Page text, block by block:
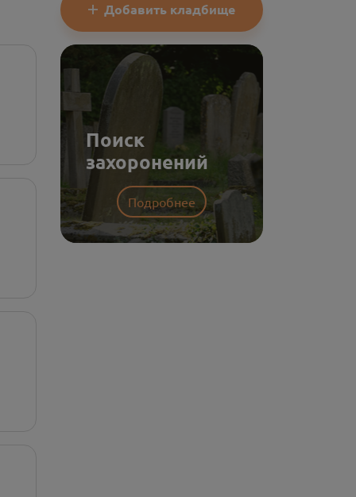
Добавить кладбище
Поиск
захоронений
Подробнее